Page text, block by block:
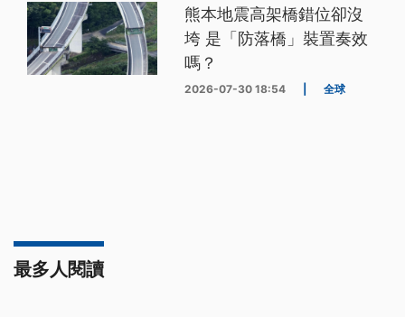
熊本地震高架橋錯位卻沒
垮 是「防落橋」裝置奏效
嗎？
2026-07-30 18:54 全球
最多人閱讀